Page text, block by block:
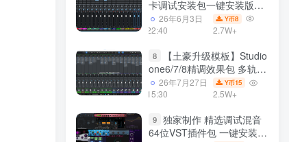
卡调试安装包一键安装版模
板 带插件预设效果文件
26年6月3日
22:40
Y币8
2.7W+
8
【土豪升级模板】Studio
one6/7/8精调效果包 多轨道
效果模式可选 声卡调试好预
设模板 带插件全套文件
26年7月27日
15:30
Y币15
2.5W+
9 独家制作 精选调试混音
64位VST插件包 一键安装